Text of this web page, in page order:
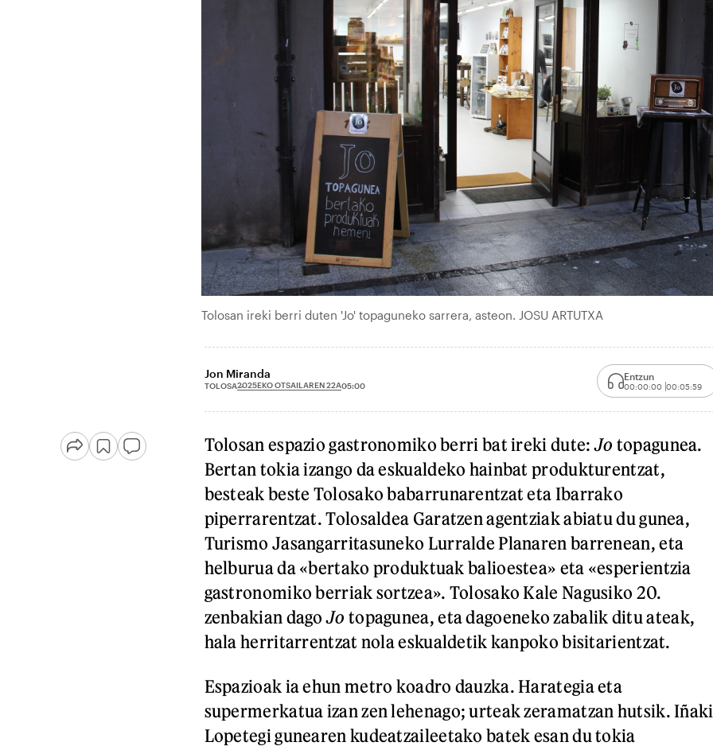
Tolosan ireki berri duten 'Jo' topaguneko sarrera, asteon. JOSU ARTUTXA
Jon Miranda
TOLOSA2025EKO OTSAILAREN 22A05:00
Entzun
00:00:00 00:05:59
Tolosan espazio gastronomiko berri bat ireki dute:Jo topagunea.
Bertan tokia izango da eskualdeko hainbat produkturentzat,
besteak beste Tolosako babarrunarentzat eta Ibarrako
piperrarentzat. Tolosaldea Garatzen agentziak abiatu du gunea,
Turismo Jasangarritasuneko Lurralde Planaren barrenean, eta
helburua da «bertako produktuak balioestea» eta «esperientzia
gastronomiko berriak sortzea». Tolosako Kale Nagusiko 20.
zenbakian dagoJo topagunea, eta dagoeneko zabalik ditu ateak,
hala herritarrentzat nola eskualdetik kanpoko bisitarientzat.
Espazioak ia ehun metro koadro dauzka. Harategia eta
supermerkatua izan zen lehenago; urteak zeramatzan hutsik. Iñaki
Lopetegi gunearen kudeatzaileetako batek esan du tokia